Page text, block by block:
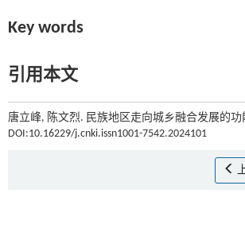
Key words
引用本文
唐立峰, 陈文烈. 民族地区走向城乡融合发展的
DOI:10.16229/j.cnki.issn1001-7542.2024101